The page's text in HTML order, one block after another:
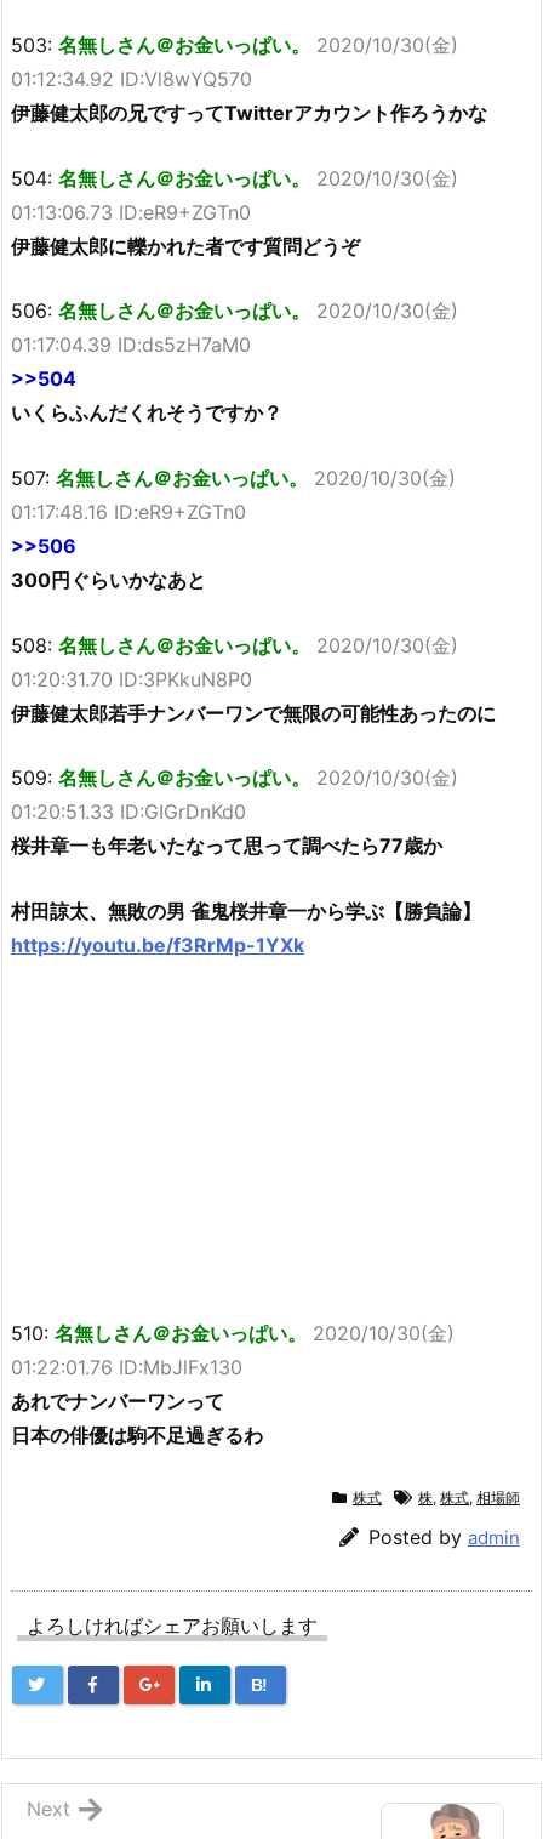
503: 名無しさん＠お金いっぱい。
2020/10/30(金)
01:12:34.92 ID:Vl8wYQ570
伊藤健太郎の兄ですってTwitterアカウント作ろうかな
504: 名無しさん＠お金いっぱい。
2020/10/30(金)
01:13:06.73 ID:eR9+ZGTn0
伊藤健太郎に轢かれた者です質問どうぞ
506: 名無しさん＠お金いっぱい。
2020/10/30(金)
01:17:04.39 ID:ds5zH7aM0
>>504
いくらふんだくれそうですか？
507: 名無しさん＠お金いっぱい。
2020/10/30(金)
01:17:48.16 ID:eR9+ZGTn0
>>506
300円ぐらいかなあと
508: 名無しさん＠お金いっぱい。
2020/10/30(金)
01:20:31.70 ID:3PKkuN8P0
伊藤健太郎若手ナンバーワンで無限の可能性あったのに
509: 名無しさん＠お金いっぱい。
2020/10/30(金)
01:20:51.33 ID:GIGrDnKd0
桜井章一も年老いたなって思って調べたら77歳か
村田諒太、無敗の男 雀鬼桜井章一から学ぶ【勝負論】
https://youtu.be/f3RrMp-1YXk
510: 名無しさん＠お金いっぱい。
2020/10/30(金)
01:22:01.76 ID:MbJlFx130
あれでナンバーワンって
日本の俳優は駒不足過ぎるわ
株式 株, 株式, 相場師
Posted by admin
よろしければシェアお願いします
B!
Next